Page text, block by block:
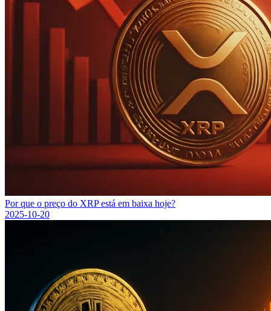
Por que o preço do XRP está em baixa hoje?
2025-10-20